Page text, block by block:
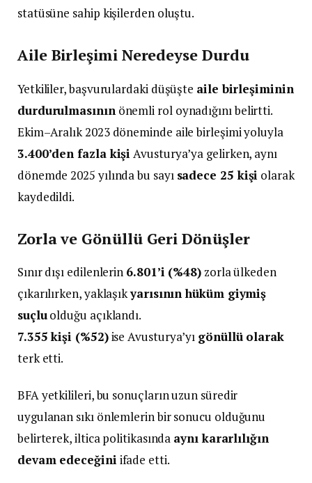
statüsüne sahip kişilerden oluştu.
Aile Birleşimi Neredeyse Durdu
Yetkililer, başvurulardaki düşüşte aile birleşiminin
durdurulmasının önemli rol oynadığını belirtti.
Ekim–Aralık 2023 döneminde aile birleşimi yoluyla
3.400’den fazla kişi Avusturya’ya gelirken, aynı
dönemde 2025 yılında bu sayı sadece 25 kişi olarak
kaydedildi.
Zorla ve Gönüllü Geri Dönüşler
Sınır dışı edilenlerin 6.801’i (%48)zorla ülkeden
çıkarılırken, yaklaşıkyarısının hüküm giymiş
suçluolduğu açıklandı.
7.355 kişi (%52)ise Avusturya’yı gönüllü olarak
terk etti.
BFA yetkilileri, bu sonuçların uzun süredir
uygulanan sıkı önlemlerin bir sonucu olduğunu
belirterek, iltica politikasında aynı kararlılığın
devam edeceğini ifade etti.